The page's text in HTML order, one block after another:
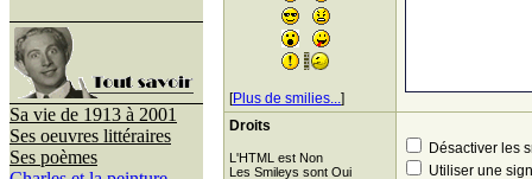
Sa vie de 1913 à 2001
Ses oeuvres littéraires
Ses poèmes
[Plus de smilies...]
Droits
L'HTML est Non
Les Smileys sont Oui
Désactiver les
Utiliser une